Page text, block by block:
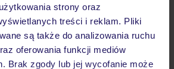
strony oraz
treści i reklam. Pliki
są także do analizowania ruchu
oferowania funkcji mediów
Brak zgody lub jej wycofanie może